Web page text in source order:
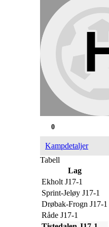
0
Kampdetaljer
Tabell
Lag
Ekholt J17-1
Sprint-Jeløy J17-1
Drøbak-Frogn J17-1
Råde J17-1